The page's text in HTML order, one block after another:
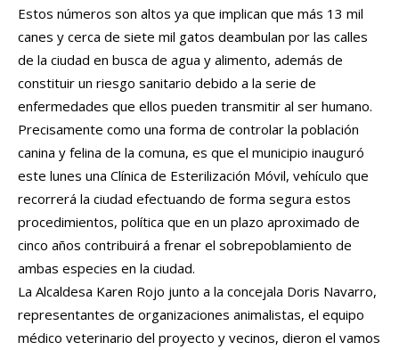
Estos números son altos ya que implican que más 13 mil
canes y cerca de siete mil gatos deambulan por las calles
de la ciudad en busca de agua y alimento, además de
constituir un riesgo sanitario debido a la serie de
enfermedades que ellos pueden transmitir al ser humano.
Precisamente como una forma de controlar la población
canina y felina de la comuna, es que el municipio inauguró
este lunes una Clínica de Esterilización Móvil, vehículo que
recorrerá la ciudad efectuando de forma segura estos
procedimientos, política que en un plazo aproximado de
cinco años contribuirá a frenar el sobrepoblamiento de
ambas especies en la ciudad.
La Alcaldesa Karen Rojo junto a la concejala Doris Navarro,
representantes de organizaciones animalistas, el equipo
médico veterinario del proyecto y vecinos, dieron el vamos